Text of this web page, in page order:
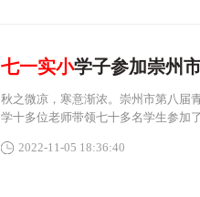
七一实小学子参加崇州
秋之微凉，寒意渐浓。崇州市第八届
学十多位老师带领七十多名学生参加
2022-11-05 18:36:40